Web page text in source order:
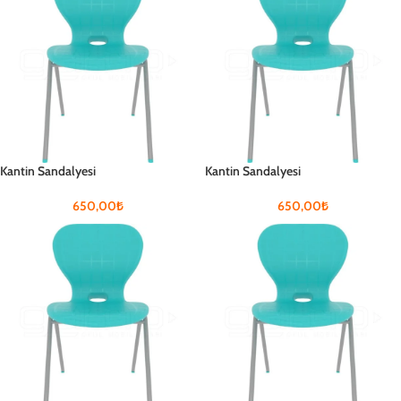
Kantin Sandalyesi
650,00₺
Kantin Sandalyesi
650,00₺